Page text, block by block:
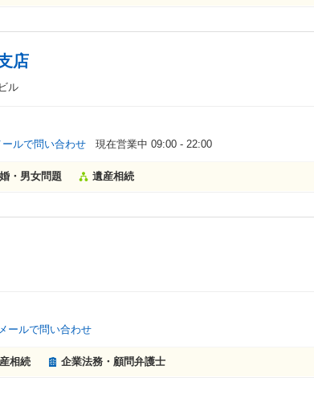
店
ル
ールで問い合わせ 現在営業中 09:00 - 22:00
・男女問題 遺産相続
メールで問い合わせ
相続 企業法務・顧問弁護士